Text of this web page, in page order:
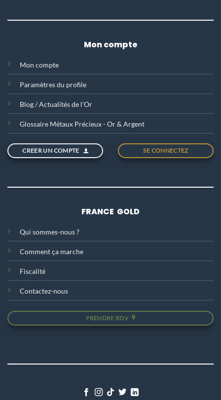
Mon compte
Mon compte
Paramètres du profile
Blog / Actualités de l'Or
Glossaire Métaux Précieux - Or & Argent
CREER UN COMPTE SE CONNECTEZ
FRANCE GOLD
Qui sommes-nous ?
Comment ça marche
Fiscalité
Contactez-nous
PRENDRE RDV